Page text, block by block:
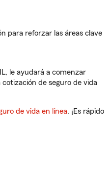
para reforzar las áreas clave
le ayudará a comenzar
de seguro de vida
de vida en línea. ¡Es rápido